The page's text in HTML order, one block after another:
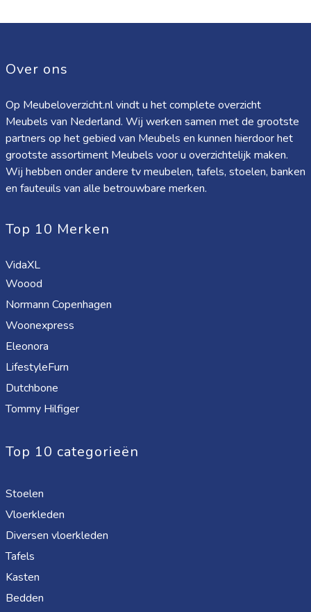
Over ons
Op Meubeloverzicht.nl vindt u het complete overzicht
Meubels van Nederland. Wij werken samen met de grootste
partners op het gebied van Meubels en kunnen hierdoor het
grootste assortiment Meubels voor u overzichtelijk maken.
Wij hebben onder andere tv meubelen, tafels, stoelen, banken
en fauteuils van alle betrouwbare merken.
Top 10 Merken
VidaXL
Woood
Normann Copenhagen
Woonexpress
Eleonora
LifestyleFurn
Dutchbone
Tommy Hilfiger
Top 10 categorieën
Stoelen
Vloerkleden
Diversen vloerkleden
Tafels
Kasten
Bedden